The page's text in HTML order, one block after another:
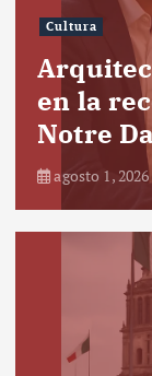
Cultura
en la
Notre
agosto 1, 2026